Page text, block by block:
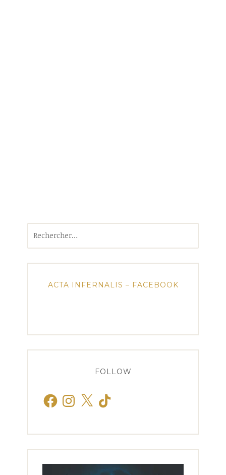
ACTA INFERNALIS – FACEBOOK
FOLLOW
FacebookInstagram
X TikTok